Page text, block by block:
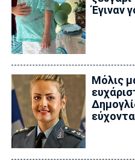
Έγιναν
Μόλις